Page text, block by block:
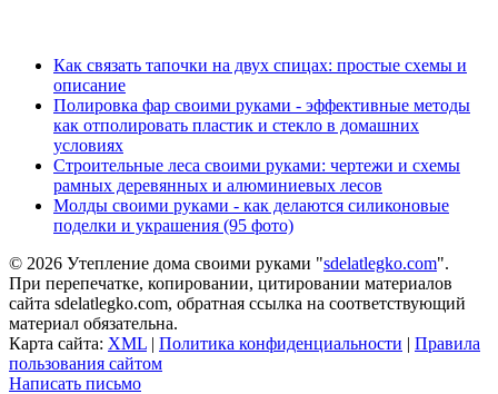
Как связать тапочки на двух спицах: простые схемы и
описание
Полировка фар своими руками - эффективные методы
как отполировать пластик и стекло в домашних
условиях
Строительные леса своими руками: чертежи и схемы
рамных деревянных и алюминиевых лесов
Молды своими руками - как делаются силиконовые
поделки и украшения (95 фото)
© 2026 Утепление дома своими руками "sdelatlegko.com".
При перепечатке, копировании, цитировании материалов
сайта sdelatlegko.com, обратная ссылка на соответствующий
материал обязательна.
Карта сайта: XML | Политика конфиденциальности | Правила
пользования сайтом
Написать письмо